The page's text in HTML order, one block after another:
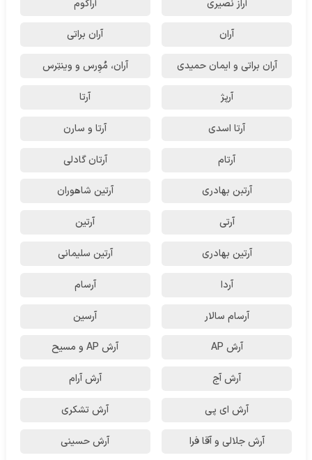
آراز نصیری آراکوم
آران آران براتی
آران براتی و ایمان حمیدی آران، مُوِرس و وینتِرس
آرپژ آرتا
آرتا اسدی آرتا و سارن
آرتام آرتان گادلی
آرتبن بهادری آرتين شاهوران
آرتی آرتین
آرتین بهادری آرتین سلیمانی
آردا آرسام
آرسام سالار آرسین
آرش AP آرش AP و مسیح
آرش آج آرش آرام
آرش ای پی آرش تشکری
آرش جلالی و آقا فرا آرش حسینی